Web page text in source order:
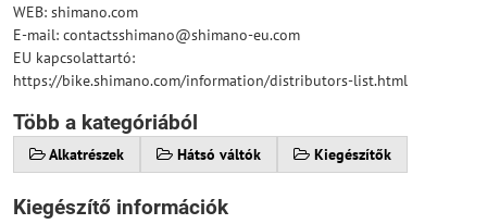
WEB: shimano.com
E-mail: contactsshimano@shimano-eu.com
EU kapcsolattartó:
https://bike.shimano.com/information/distributors-list.html
Több a kategóriából
Alkatrészek Hátsó váltók Kiegészítők
Kiegészítő információk